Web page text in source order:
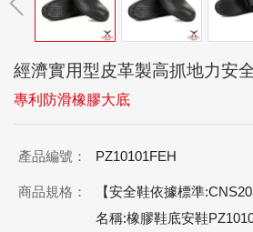
經濟實用型皮革製高抓地力安
專利防滑橡膠大底
產品編號： PZ10101FEH
商品規格：
【安全鞋依據標準
名稱:橡膠鞋底安鞋